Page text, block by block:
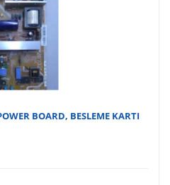
BOARD, BESLEME KARTI